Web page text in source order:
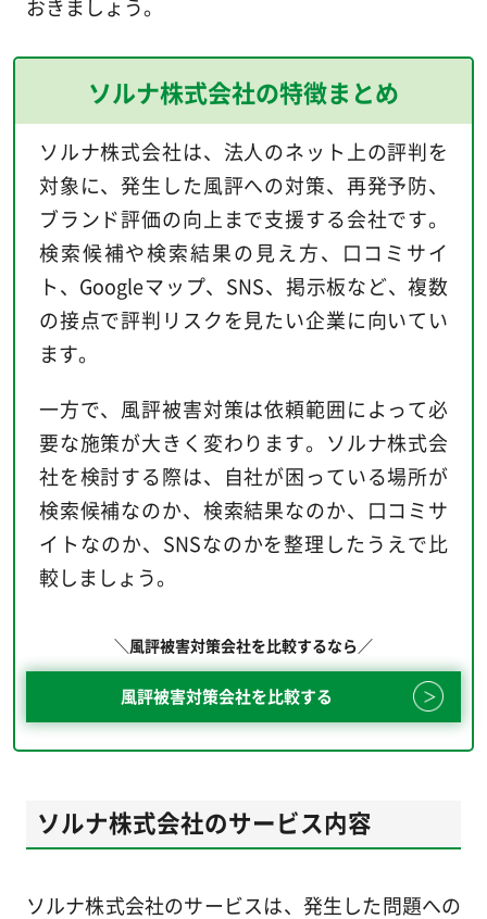
おきましょう。
ソルナ株式会社の特徴まとめ
ソルナ株式会社は、法人のネット上の評判を
対象に、発生した風評への対策、再発予防、
ブランド評価の向上まで支援する会社です。
検索候補や検索結果の見え方、口コミサイ
ト、Googleマップ、SNS、掲示板など、複数
の接点で評判リスクを見たい企業に向いてい
ます。
一方で、風評被害対策は依頼範囲によって必
要な施策が大きく変わります。ソルナ株式会
社を検討する際は、自社が困っている場所が
検索候補なのか、検索結果なのか、口コミサ
イトなのか、SNSなのかを整理したうえで比
較しましょう。
＼風評被害対策会社を比較するなら／
風評被害対策会社を比較する
ソルナ株式会社のサービス内容
ソルナ株式会社のサービスは、発生した問題への